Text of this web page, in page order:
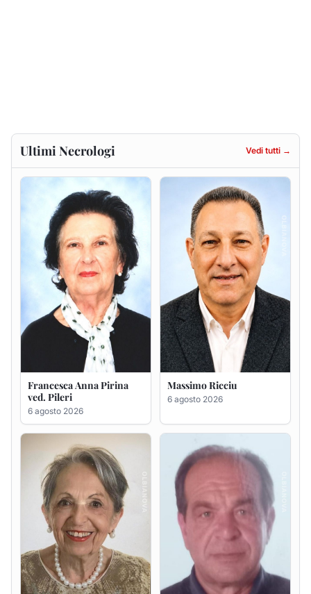
Francesca Anna Pirina
ved. Pileri
6 agosto 2026
Massimo Ricciu
6 agosto 2026
Maria Teresa Floris ved.
6 agosto 2026
Renzo Murrai
5 agosto 2026